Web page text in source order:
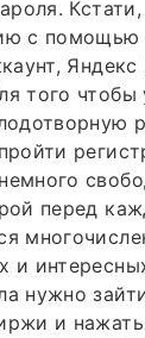
с помощью
Яндекс
того чтобы
перед
и
нужно
и нажать